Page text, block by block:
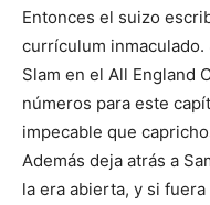
Entonces el suizo
currículum inmaculado.
Slam en el All England
números para este
impecable que
Además deja atrás a
la era abierta, y si